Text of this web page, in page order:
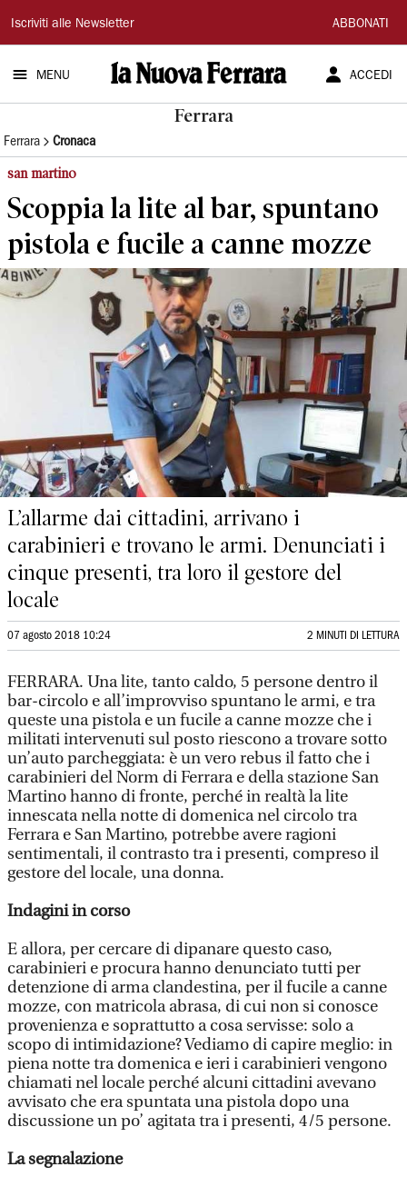
La
Nuova
Ferrara
Iscriviti alle Newsletter ABBONATI
MENU ACCEDI
Ferrara
Ferrara Cronaca
san martino
Scoppia la lite al bar, spuntano
pistola e fucile a canne mozze
L’allarme dai cittadini, arrivano i
carabinieri e trovano le armi. Denunciati i
cinque presenti, tra loro il gestore del
locale
07 agosto 2018 10:24 2 MINUTI DI LETTURA
FERRARA. Una lite, tanto caldo, 5 persone dentro il
bar-circolo e all’improvviso spuntano le armi, e tra
queste una pistola e un fucile a canne mozze che i
militati intervenuti sul posto riescono a trovare sotto
un’auto parcheggiata: è un vero rebus il fatto che i
carabinieri del Norm di Ferrara e della stazione San
Martino hanno di fronte, perché in realtà la lite
innescata nella notte di domenica nel circolo tra
Ferrara e San Martino, potrebbe avere ragioni
sentimentali, il contrasto tra i presenti, compreso il
gestore del locale, una donna.
Indagini in corso
E allora, per cercare di dipanare questo caso,
carabinieri e procura hanno denunciato tutti per
detenzione di arma clandestina, per il fucile a canne
mozze, con matricola abrasa, di cui non si conosce
provenienza e soprattutto a cosa servisse: solo a
scopo di intimidazione? Vediamo di capire meglio: in
piena notte tra domenica e ieri i carabinieri vengono
chiamati nel locale perché alcuni cittadini avevano
avvisato che era spuntata una pistola dopo una
discussione un po’ agitata tra i presenti, 4/5 persone.
La segnalazione